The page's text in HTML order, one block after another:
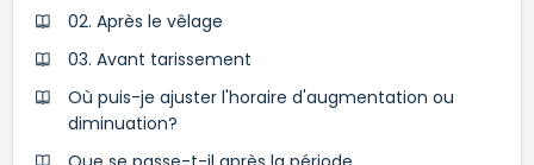
02. Après le vêlage
03. Avant tarissement
Où puis-je ajuster l'horaire d'augmentation ou
diminuation?